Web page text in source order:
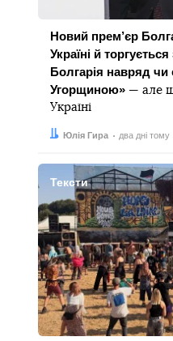
Новий прем’єр
Україні й
Болгарія навряд чи
Угорщиною» — але
Україні
Автор:
Юлія Гира
Дата: два дні тому
Тексти